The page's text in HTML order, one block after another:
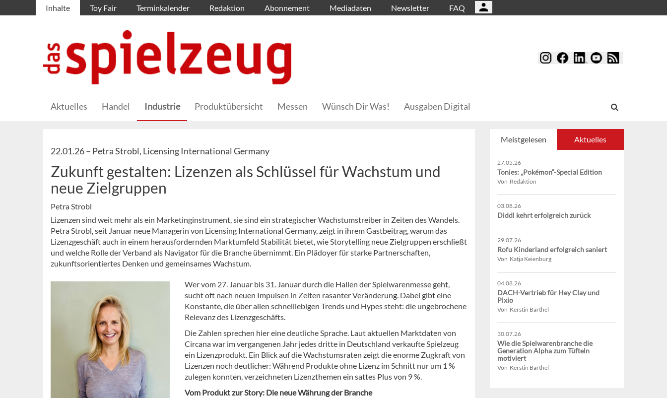
Inhalte Toy Fair Terminkalender Redaktion Abonnement Mediadaten Newsletter FAQ
Aktuelles Handel Industrie Produktübersicht Messen Wünsch Dir Was! Ausgaben Digital
22.01.26 – Petra Strobl, Licensing International Germany
Zukunft gestalten: Lizenzen als Schlüssel für Wachstum und
neue Zielgruppen
Petra Strobl
Lizenzen sind weit mehr als ein Marketinginstrument, sie sind ein strategischer Wachstumstreiber in Zeiten des Wandels.
Petra Strobl, seit Januar neue Managerin von Licensing International Germany, zeigt in ihrem Gastbeitrag, warum das
Lizenzgeschäft auch in einem herausfordernden Marktumfeld Stabilität bietet, wie Storytelling neue Zielgruppen erschließt
und welche Rolle der Verband als Navigator für die Branche übernimmt. Ein Plädoyer für starke Partnerschaften,
zukunftsorientiertes Denken und gemeinsames Wachstum.
Wer vom 27. Januar bis 31. Januar durch die Hallen der Spielwarenmesse geht,
sucht oft nach neuen Impulsen in Zeiten rasanter Veränderung. Dabei gibt eine
Konstante, die über allen schnelllebigen Trends und Hypes steht: die ungebrochene
Relevanz des Lizenzgeschäfts.
Die Zahlen sprechen hier eine deutliche Sprache. Laut aktuellen Marktdaten von
Circana war im vergangenen Jahr jedes dritte in Deutschland verkaufte Spielzeug
ein Lizenzprodukt. Ein Blick auf die Wachstumsraten zeigt die enorme Zugkraft von
Lizenzen noch deutlicher: Während Produkte ohne Lizenz im Schnitt nur um 1 %
zulegen konnten, verzeichneten Lizenzthemen ein sattes Plus von 9 %.
Vom Produkt zur Story: Die neue Währung der Branche
Meistgelesen Aktuelles
27.05.26
Tonies: „Pokémon“-Special Edition
Von Redaktion
03.08.26
Diddl kehrt erfolgreich zurück
29.07.26
Rofu Kinderland erfolgreich saniert
Von Katja Keienburg
04.08.26
DACH-Vertrieb für Hey Clay und
Pixio
Von Kerstin Barthel
30.07.26
Wie die Spielwarenbranche die
Generation Alpha zum Tüfteln
motiviert
Von Kerstin Barthel